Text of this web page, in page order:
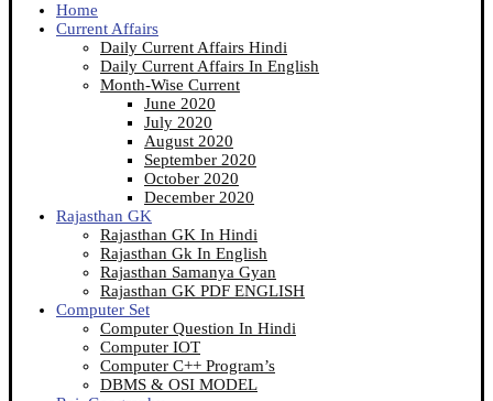
Home
Current Affairs
Daily Current Affairs Hindi
Daily Current Affairs In English
Month-Wise Current
June 2020
July 2020
August 2020
September 2020
October 2020
December 2020
Rajasthan GK
Rajasthan GK In Hindi
Rajasthan Gk In English
Rajasthan Samanya Gyan
Rajasthan GK PDF ENGLISH
Computer Set
Computer Question In Hindi
Computer IOT
Computer C++ Program’s
DBMS & OSI MODEL